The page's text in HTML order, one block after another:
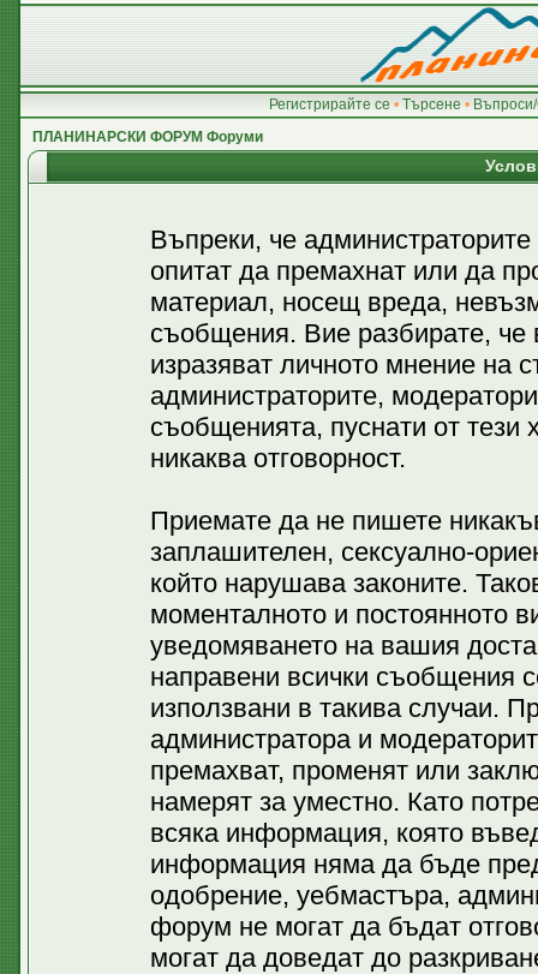
Регистрирайте се • Търсене •
ПЛАНИНАРСКИ ФОРУМ Форуми
Въпреки, че
опитат да премахнат или да
материал, носещ вреда,
съобщения. Вие разбирате,
изразяват личното мнение на
администраторите,
съобщенията, пуснати от тези
никаква отговорност.
Приемате да не пишете
заплашителен, сексуално-
който нарушава законите.
моменталното и постоянното
уведомяването на вашия
направени всички съобщения
използвани в такива случаи.
администратора и
премахват, променят или
намерят за уместно. Като
всяка информация, която
информация няма да бъде
одобрение, уебмастъра,
форум не могат да бъдат
могат да доведат до